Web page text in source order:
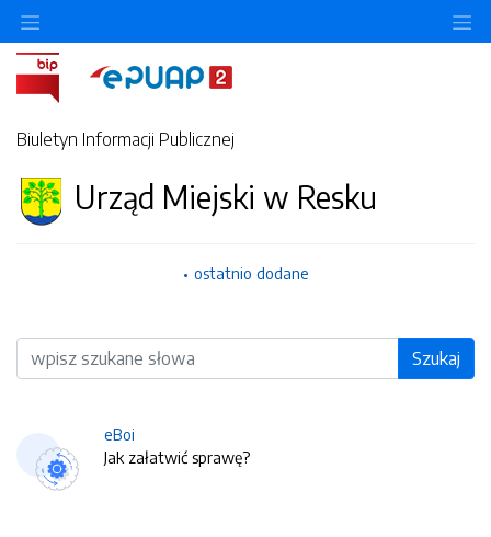
Biuletyn Informacji Publicznej
Urząd Miejski w Resku
ostatnio dodane
Wyszukiwarka Szukaj
eBoi
Jak załatwić sprawę?